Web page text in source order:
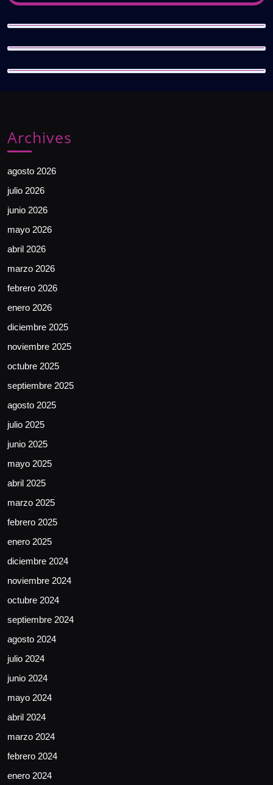
Archives
agosto 2026
julio 2026
junio 2026
mayo 2026
abril 2026
marzo 2026
febrero 2026
enero 2026
diciembre 2025
noviembre 2025
octubre 2025
septiembre 2025
agosto 2025
julio 2025
junio 2025
mayo 2025
abril 2025
marzo 2025
febrero 2025
enero 2025
diciembre 2024
noviembre 2024
octubre 2024
septiembre 2024
agosto 2024
julio 2024
junio 2024
mayo 2024
abril 2024
marzo 2024
febrero 2024
enero 2024